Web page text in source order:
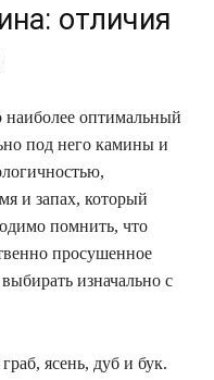
отличия
наиболее оптимальный
под него камины и
и запах, который
помнить, что
просушенное
изначально с
ясень, дуб и бук.